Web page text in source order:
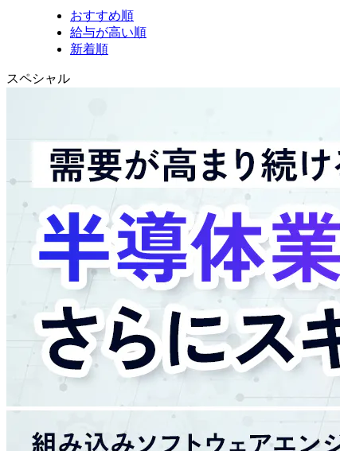
おすすめ順
給与が高い順
新着順
スペシャル